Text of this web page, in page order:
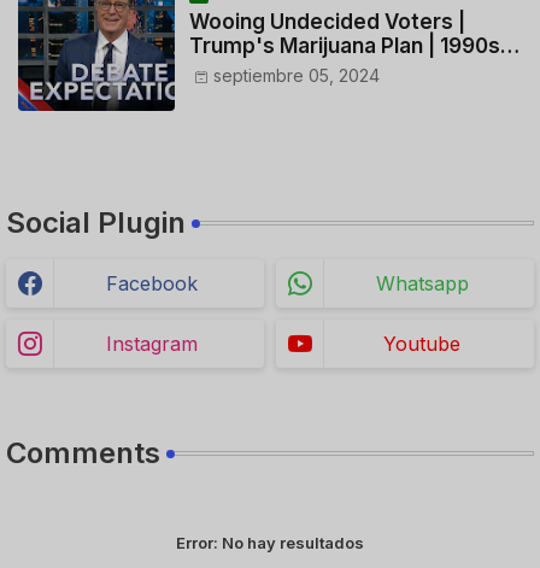
Wooing Undecided Voters |
Trump's Marijuana Plan | 1990s
Porn Expert Mark Robinson
septiembre 05, 2024
Social Plugin
Facebook Whatsapp
Instagram Youtube
Comments
Error: No hay resultados